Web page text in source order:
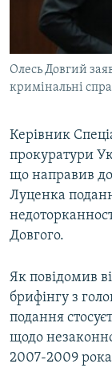
КРИМ РЕАЛІЇ
РУС
УКР
ДОЛУЧАЙСЯ!
Усі сайти
Олесь Довгий
кримінальні
Керівник
прокуратури
що направив
Луценка
Довгого.
Як повідомив
брифінгу з
подання
щодо
2007-2009